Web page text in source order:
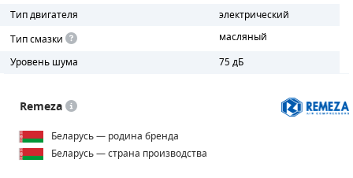
Тип двигателя
электрический
Тип смазки
масляный
Уровень шума
75 дБ
Remeza
Беларусь — родина бренда
Беларусь — страна производства